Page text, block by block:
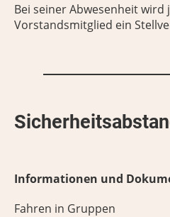
Bei seiner Abwesenheit wird
Vorstandsmitglied ein
Informationen und
Fahren in Gruppen